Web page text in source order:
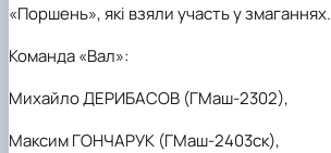
«Поршень», які взяли участь у змаганнях.
Команда «Вал»:
Михайло ДЕРИБАСОВ (ГМаш-2302),
Максим ГОНЧАРУК (ГМаш-2403ск),